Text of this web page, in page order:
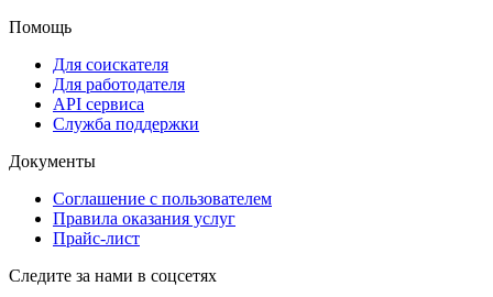
Помощь
Для соискателя
Для работодателя
API сервиса
Служба поддержки
Документы
Соглашение с пользователем
Правила оказания услуг
Прайс-лист
Следите за нами в соцсетях